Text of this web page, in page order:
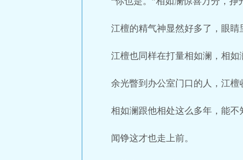
江檀的精气神显然好多了，眼睛
江檀也同样在打量相如澜，相如
余光瞥到办公室门口的人，江檀
相如澜跟他相处这么多年，能
闻铮这才也走上前。